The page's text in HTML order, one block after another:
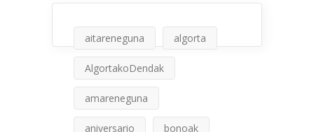
aitareneguna algorta
AlgortakoDendak
amareneguna
aniversario bonoak